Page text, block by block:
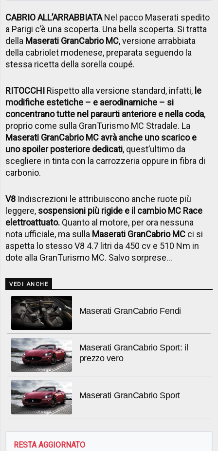
CABRIO ALL’ARRABBIATANel pacco Maserati spedito
a Parigi c’è una scoperta. Una bella scoperta. Si tratta
della Maserati GranCabrio MC, versione arrabbiata
della cabriolet modenese, preparata seguendo la
stessa ricetta della sorella coupé.
RITOCCHI Rispetto alla versione standard, infatti, le
modifiche estetiche – e aerodinamiche – si
concentrano tutte nel paraurti anteriore e nella coda,
proprio come sulla GranTurismo MC Stradale. La
Maserati GranCabrio MC avrà anche uno scarico e
uno spoiler posteriore dedicati, quest’ultimo da
scegliere in tinta con la carrozzeria oppure in fibra di
carbonio.
V8 Indiscrezioni le attribuiscono anche ruote più
leggere, sospensioni più rigide e il cambio MC Race
elettroattuato. Quanto al motore, per ora nessuna
nota ufficiale, ma sulla Maserati GranCabrio MC ci si
aspetta lo stesso V8 4.7 litri da 450 cv e 510 Nm in
dote alla GranTurismo MC. Salvo sorprese…
VEDI ANCHE
Maserati GranCabrio Fendi
Maserati GranCabrio Sport: il
prezzo vero
Maserati GranCabrio Sport
RESTA AGGIORNATO